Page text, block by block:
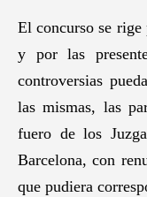
El concurso se
y por las
controversias
las mismas, las
fuero de los
Barcelona, con
que pudiera